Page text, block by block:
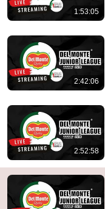
Man Spent Two
@bjornbrenton3.3M
1:53:05
2:42:06
2:52:58